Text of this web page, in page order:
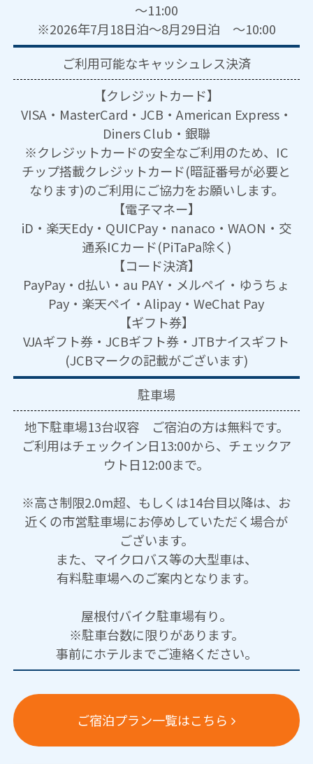
～11:00
※2026年7月18日泊～8月29日泊 ～10:00
ご利用可能なキャッシュレス決済
【クレジットカード】
VISA・MasterCard・JCB・American Express・
Diners Club・銀聯
※クレジットカードの安全なご利用のため、IC
チップ搭載クレジットカード(暗証番号が必要と
なります)のご利用にご協力をお願いします。
【電子マネー】
iD・楽天Edy・QUICPay・nanaco・WAON・交
通系ICカード(PiTaPa除く)
【コード決済】
PayPay・d払い・au PAY・メルペイ・ゆうちょ
Pay・楽天ペイ・Alipay・WeChat Pay
【ギフト券】
VJAギフト券・JCBギフト券・JTBナイスギフト
(JCBマークの記載がございます)
駐車場
地下駐車場13台収容 ご宿泊の方は無料です。
ご利用はチェックイン日13:00から、チェックア
ウト日12:00まで。
※高さ制限2.0m超、もしくは14台目以降は、お
近くの市営駐車場にお停めしていただく場合が
ございます。
また、マイクロバス等の大型車は、
有料駐車場へのご案内となります。
屋根付バイク駐車場有り。
※駐車台数に限りがあります。
事前にホテルまでご連絡ください。
ご宿泊プラン一覧はこちら